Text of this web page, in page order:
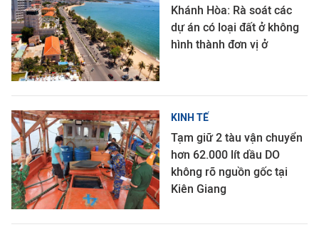
Khánh Hòa: Rà soát các
dự án có loại đất ở không
hình thành đơn vị ở
KINH TẾ
Tạm giữ 2 tàu vận chuyển
hơn 62.000 lít dầu DO
không rõ nguồn gốc tại
Kiên Giang